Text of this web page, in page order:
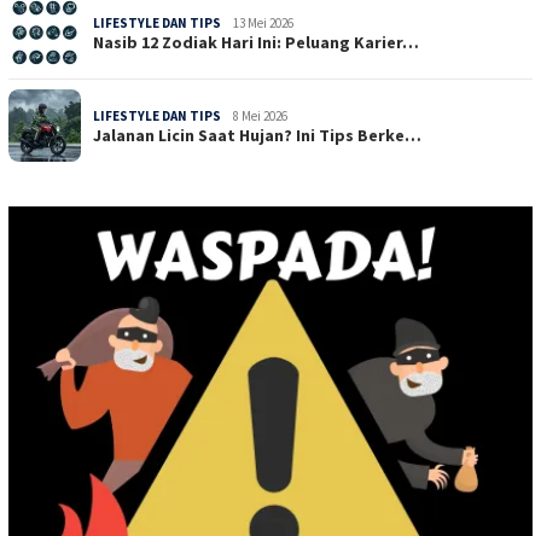
LIFESTYLE DAN TIPS 13 Mei 2026
Nasib 12 Zodiak Hari Ini: Peluang Karier…
LIFESTYLE DAN TIPS 8 Mei 2026
Jalanan Licin Saat Hujan? Ini Tips Berke…